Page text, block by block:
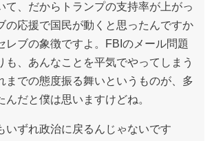
て、だからトランプの支持率が上がっ
の応援で国民が動くと思ったんですか
ブの象徴ですよ。FBIのメール問題
も、あんなことを平気でやってしまう
までの態度振る舞いというものが、多
んだと僕は思いますけどね。
ずれ政治に戻るんじゃないです